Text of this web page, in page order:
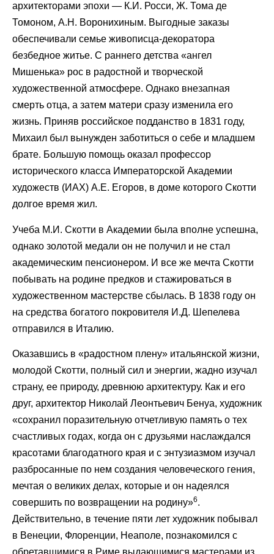
архитекторами эпохи — К.И. Росси, Ж. Тома де
Томоном, А.Н. Воронихиным. Выгодные заказы
обеспечивали семье живописца-декоратора
безбедное житье. С раннего детства «ангел
Мишенька» рос в радостной и творческой
художественной атмосфере. Однако внезапная
смерть отца, а затем матери сразу изменила его
жизнь. Приняв российское подданство в 1831 году,
Михаил был вынужден заботиться о себе и младшем
брате. Большую помощь оказал профессор
исторического класса Императорской Академии
художеств (ИАХ) А.Е. Егоров, в доме которого Скотти
долгое время жил.
Учеба М.И. Скотти в Академии была вполне успешна,
однако золотой медали он не получил и не стал
академическим пенсионером. И все же мечта Скотти
побывать на родине предков и стажироваться в
художественном мастерстве сбылась. В 1838 году он
на средства богатого покровителя И.Д. Шепелева
отправился в Италию.
Оказавшись в «радостном плену» итальянской жизни,
молодой Скотти, полный сил и энергии, жадно изучал
страну, ее природу, древнюю архитектуру. Как и его
друг, архитектор Николай Леонтьевич Бенуа, художник
«сохранил поразительную отчетливую память о тех
счастливых годах, когда он с друзьями наслаждался
красотами благодатного края и с энтузиазмом изучал
разбросанные по нем создания человеческого гения,
мечтая о великих делах, которые и он надеялся
совершить по возвращении на родину»6.
Действительно, в течение пяти лет художник побывал
в Венеции, Флоренции, Неаполе, познакомился с